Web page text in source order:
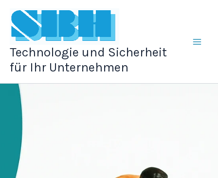
Inhalt
springen
Technologie und Sicherheit
für Ihr Unternehmen